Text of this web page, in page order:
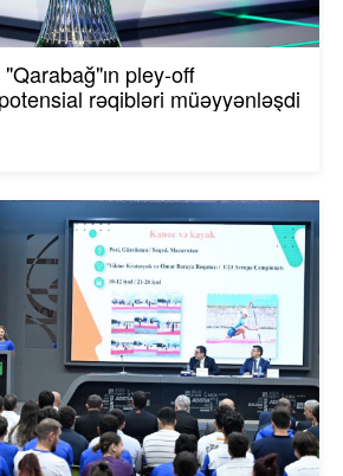
pley-off
rəqibləri müəyyənləşdi